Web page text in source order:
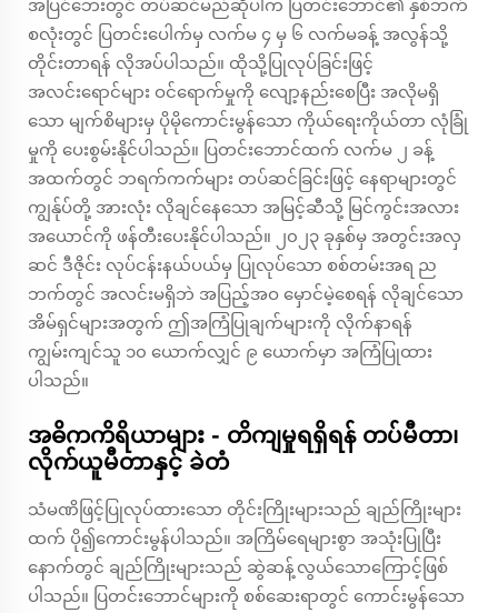
အပြင်ဘေးတွင် တပ်ဆင်မည်ဆိုပါက ပြတင်းဘောင်၏ နှစ်ဘက်
စလုံးတွင် ပြတင်းပေါက်မှ လက်မ ၄ မှ ၆ လက်မခန့် အလွန်သို့
တိုင်းတာရန် လိုအပ်ပါသည်။ ထိုသို့ပြုလုပ်ခြင်းဖြင့်
အလင်းရောင်များ ဝင်ရောက်မှုကို လျော့နည်းစေပြီး အလိုမရှိ
သော မျက်စိများမှ ပိုမိုကောင်းမွန်သော ကိုယ်ရေးကိုယ်တာ လုံခြုံ
မှုကို ပေးစွမ်းနိုင်ပါသည်။ ပြတင်းဘောင်ထက် လက်မ ၂ ခန့်
အထက်တွင် ဘရက်ကက်များ တပ်ဆင်ခြင်းဖြင့် နေရာများတွင်
ကျွန်ုပ်တို့ အားလုံး လိုချင်နေသော အမြင့်ဆီသို့ မြင်ကွင်းအလား
အယောင်ကို ဖန်တီးပေးနိုင်ပါသည်။ ၂၀၂၃ ခုနှစ်မှ အတွင်းအလှ
ဆင် ဒီဇိုင်း လုပ်ငန်းနယ်ပယ်မှ ပြုလုပ်သော စစ်တမ်းအရ ည
ဘက်တွင် အလင်းမရှိဘဲ အပြည့်အဝ မှောင်မဲ့စေရန် လိုချင်သော
အိမ်ရှင်များအတွက် ဤအကြံပြုချက်များကို လိုက်နာရန်
ကျွမ်းကျင်သူ ၁၀ ယောက်လျှင် ၉ ယောက်မှာ အကြံပြုထား
ပါသည်။
အဓိကကိရိယာများ - တိကျမှုရရှိရန် တပ်မီတာ၊
လိုက်ယူမီတာနှင့် ခဲတံ
သံမဏိဖြင့်ပြုလုပ်ထားသော တိုင်းကြိုးများသည် ချည်ကြိုးများ
ထက် ပို၍ကောင်းမွန်ပါသည်။ အကြိမ်ရေများစွာ အသုံးပြုပြီး
နောက်တွင် ချည်ကြိုးများသည် ဆွဲဆန့်လွယ်သောကြောင့်ဖြစ်
ပါသည်။ ပြတင်းဘောင်များကို စစ်ဆေးရာတွင် ကောင်းမွန်သော